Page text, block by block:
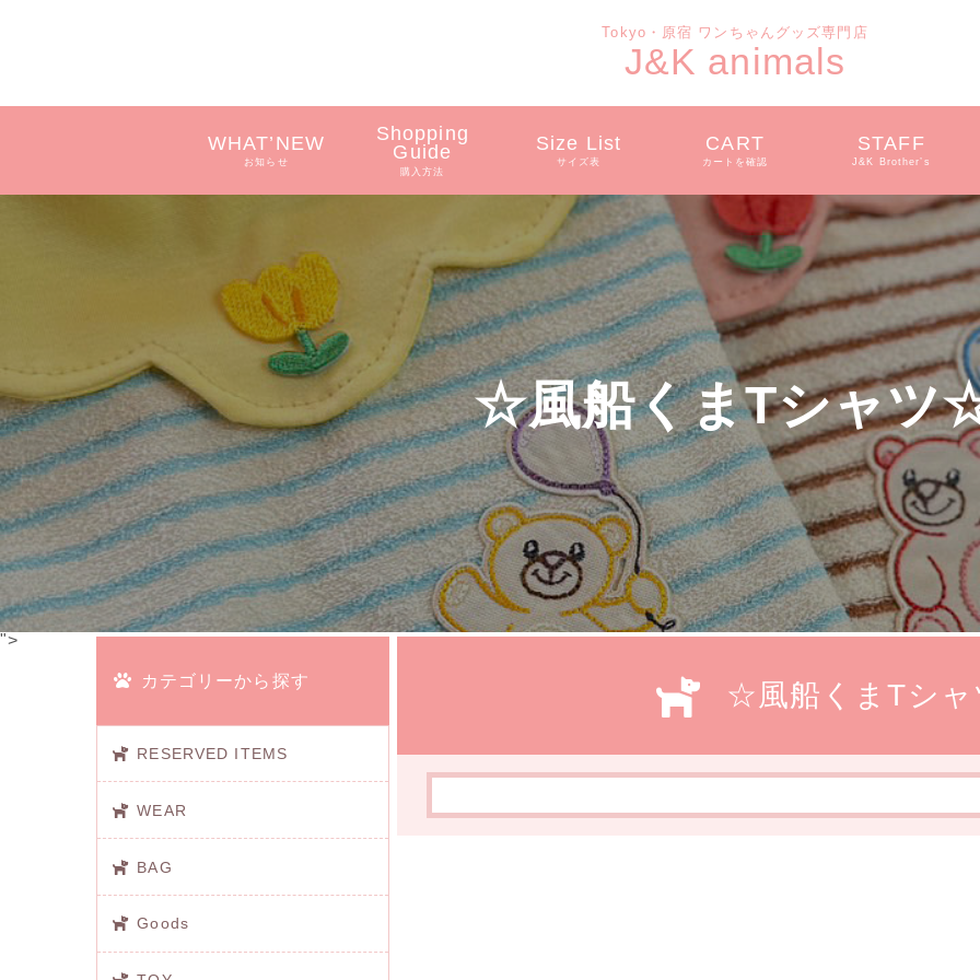
Tokyo・原宿 ワンちゃんグッズ専門店
J&K animals
WHAT’NEW
お知らせ
Shopping
Guide
購入方法
Size List
サイズ表
CART
カートを確認
STAFF
J&K Brother’s
">
☆風船くまTシャツ
☆風船くまTシ
カテゴリーから探す
RESERVED ITEMS
WEAR
BAG
Goods